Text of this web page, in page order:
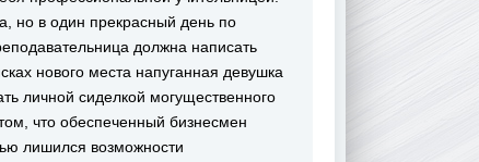
но в один прекрасный день по
должна написать
нового места напуганная девушка
личной сиделкой могущественного
что обеспеченный бизнесмен
лишился возможности